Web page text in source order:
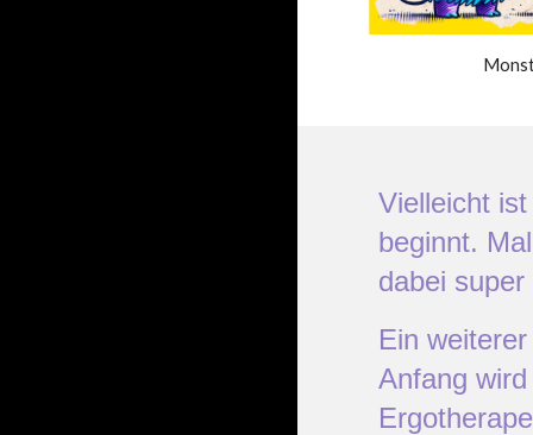
Vielleicht
beginnt.
dabei
Ein
Anfang